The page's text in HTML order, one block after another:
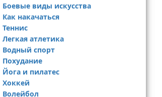
Боевые виды искусства
Как накачаться
Теннис
Легкая атлетика
Водный спорт
Похудание
Йога и пилатес
Хоккей
Волейбол